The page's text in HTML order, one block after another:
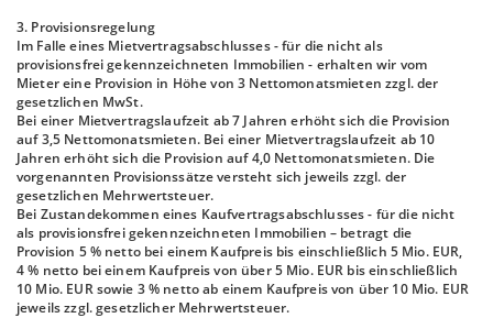
3. Provisionsregelung
Im Falle eines Mietvertragsabschlusses - für die nicht als
provisionsfrei gekennzeichneten Immobilien - erhalten wir vom
Mieter eine Provision in Höhe von 3 Nettomonatsmieten zzgl. der
gesetzlichen MwSt.
Bei einer Mietvertragslaufzeit ab 7 Jahren erhöht sich die Provision
auf 3,5 Nettomonatsmieten. Bei einer Mietvertragslaufzeit ab 10
Jahren erhöht sich die Provision auf 4,0 Nettomonatsmieten. Die
vorgenannten Provisionssätze versteht sich jeweils zzgl. der
gesetzlichen Mehrwertsteuer.
Bei Zustandekommen eines Kaufvertragsabschlusses - für die nicht
als provisionsfrei gekennzeichneten Immobilien – betragt die
Provision 5 % netto bei einem Kaufpreis bis einschließlich 5 Mio. EUR,
4 % netto bei einem Kaufpreis von über 5 Mio. EUR bis einschließlich
10 Mio. EUR sowie 3 % netto ab einem Kaufpreis von über 10 Mio. EUR
jeweils zzgl. gesetzlicher Mehrwertsteuer.